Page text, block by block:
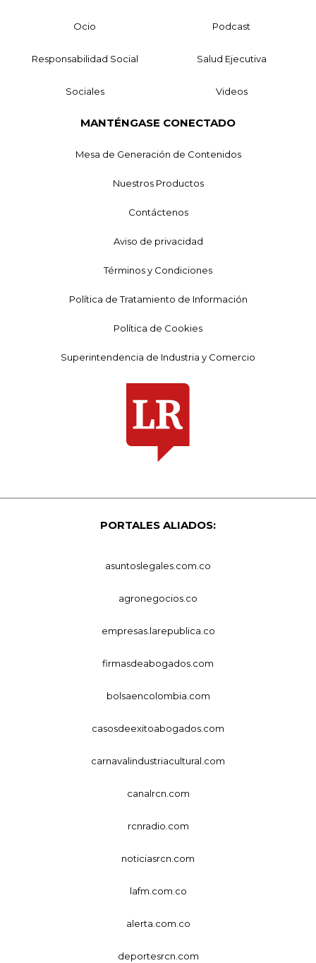
Ocio Podcast
Responsabilidad Social Salud Ejecutiva
Sociales Videos
MANTÉNGASE CONECTADO
Mesa de Generación de Contenidos
Nuestros Productos
Contáctenos
Aviso de privacidad
Términos y Condiciones
Política de Tratamiento de Información
Política de Cookies
Superintendencia de Industria y Comercio
PORTALES ALIADOS:
asuntoslegales.com.co
agronegocios.co
empresas.larepublica.co
firmasdeabogados.com
bolsaencolombia.com
casosdeexitoabogados.com
carnavalindustriacultural.com
canalrcn.com
rcnradio.com
noticiasrcn.com
lafm.com.co
alerta.com.co
deportesrcn.com